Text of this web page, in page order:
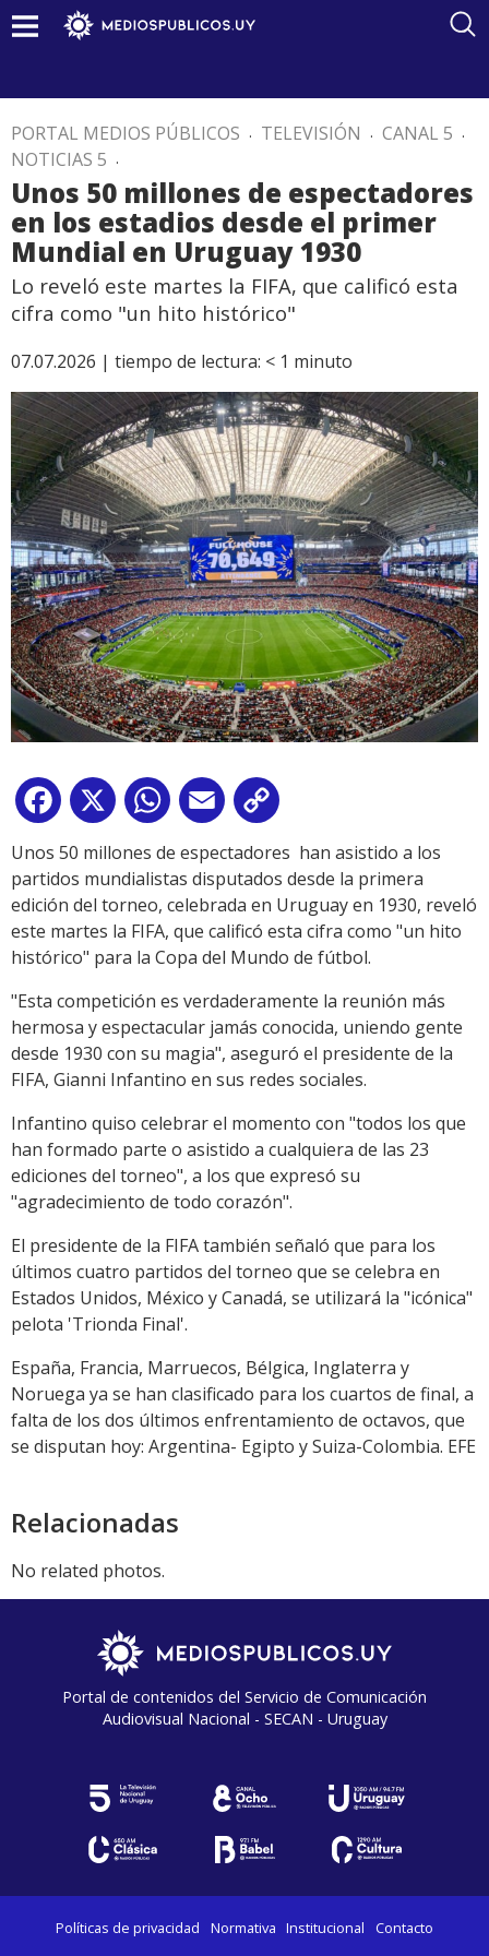
PORTAL MEDIOS PÚBLICOS . TELEVISIÓN . CANAL 5 .
NOTICIAS 5 .
Unos 50 millones de espectadores
en los estadios desde el primer
Mundial en Uruguay 1930
Lo reveló este martes la FIFA, que calificó esta
cifra como "un hito histórico"
07.07.2026 | tiempo de lectura: < 1 minuto
Facebook
X WhatsApp
Email
Link
Unos 50 millones de espectadores han asistido a los
partidos mundialistas disputados desde la primera
edición del torneo, celebrada en Uruguay en 1930, reveló
este martes la FIFA, que calificó esta cifra como "un hito
histórico" para la Copa del Mundo de fútbol.
"Esta competición es verdaderamente la reunión más
hermosa y espectacular jamás conocida, uniendo gente
desde 1930 con su magia", aseguró el presidente de la
FIFA, Gianni Infantino en sus redes sociales.
Infantino quiso celebrar el momento con "todos los que
han formado parte o asistido a cualquiera de las 23
ediciones del torneo", a los que expresó su
"agradecimiento de todo corazón".
El presidente de la FIFA también señaló que para los
últimos cuatro partidos del torneo que se celebra en
Estados Unidos, México y Canadá, se utilizará la "icónica"
pelota 'Trionda Final'.
España, Francia, Marruecos, Bélgica, Inglaterra y
Noruega ya se han clasificado para los cuartos de final, a
falta de los dos últimos enfrentamiento de octavos, que
se disputan hoy: Argentina- Egipto y Suiza-Colombia. EFE
Relacionadas
No related photos.
Portal de contenidos del Servicio de Comunicación
Audiovisual Nacional - SECAN - Uruguay
Políticas de privacidad Normativa Institucional Contacto